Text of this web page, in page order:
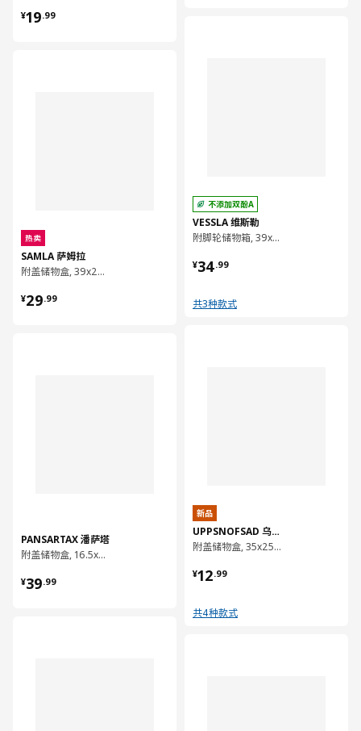
¥19.99
¥ 19.99
热卖
SAMLA 萨姆拉
附盖储物盒, 39x28x28 厘米/22 公升
¥29.99
¥ 29.99
PANSARTAX 潘萨塔
附盖储物盒, 16.5x16.5x16.5 厘米
¥39.99
¥ 39.99
不添加双酚A
VESSLA 维斯勒
附脚轮储物箱, 39x39 厘米
¥34.99
¥ 34.99
共3种款式
新品
UPPSNOFSAD 乌普诺萨
附盖储物盒, 35x25x14 厘米/9 公升
¥12.99
¥ 12.99
共4种款式